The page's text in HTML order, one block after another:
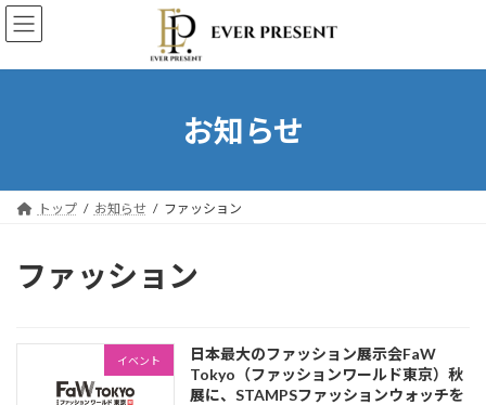
コ
ン
ン
ナ
ビ
ー
お知らせ
トップ お知らせ ファッション
ファッション
イベント
日本最大のファッション展示会FaW
Tokyo（ファッションワールド東京）秋
展に、STAMPSファッションウォッチを